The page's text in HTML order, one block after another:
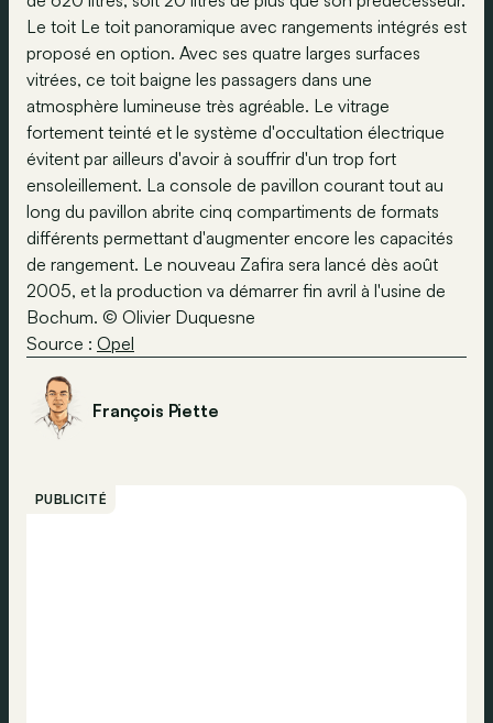
Le toit Le toit panoramique avec rangements intégrés est
proposé en option. Avec ses quatre larges surfaces
vitrées, ce toit baigne les passagers dans une
atmosphère lumineuse très agréable. Le vitrage
fortement teinté et le système d'occultation électrique
évitent par ailleurs d'avoir à souffrir d'un trop fort
ensoleillement. La console de pavillon courant tout au
long du pavillon abrite cinq compartiments de formats
différents permettant d'augmenter encore les capacités
de rangement. Le nouveau Zafira sera lancé dès août
2005, et la production va démarrer fin avril à l'usine de
Bochum. © Olivier Duquesne
Source : Opel
François Piette
PUBLICITÉ